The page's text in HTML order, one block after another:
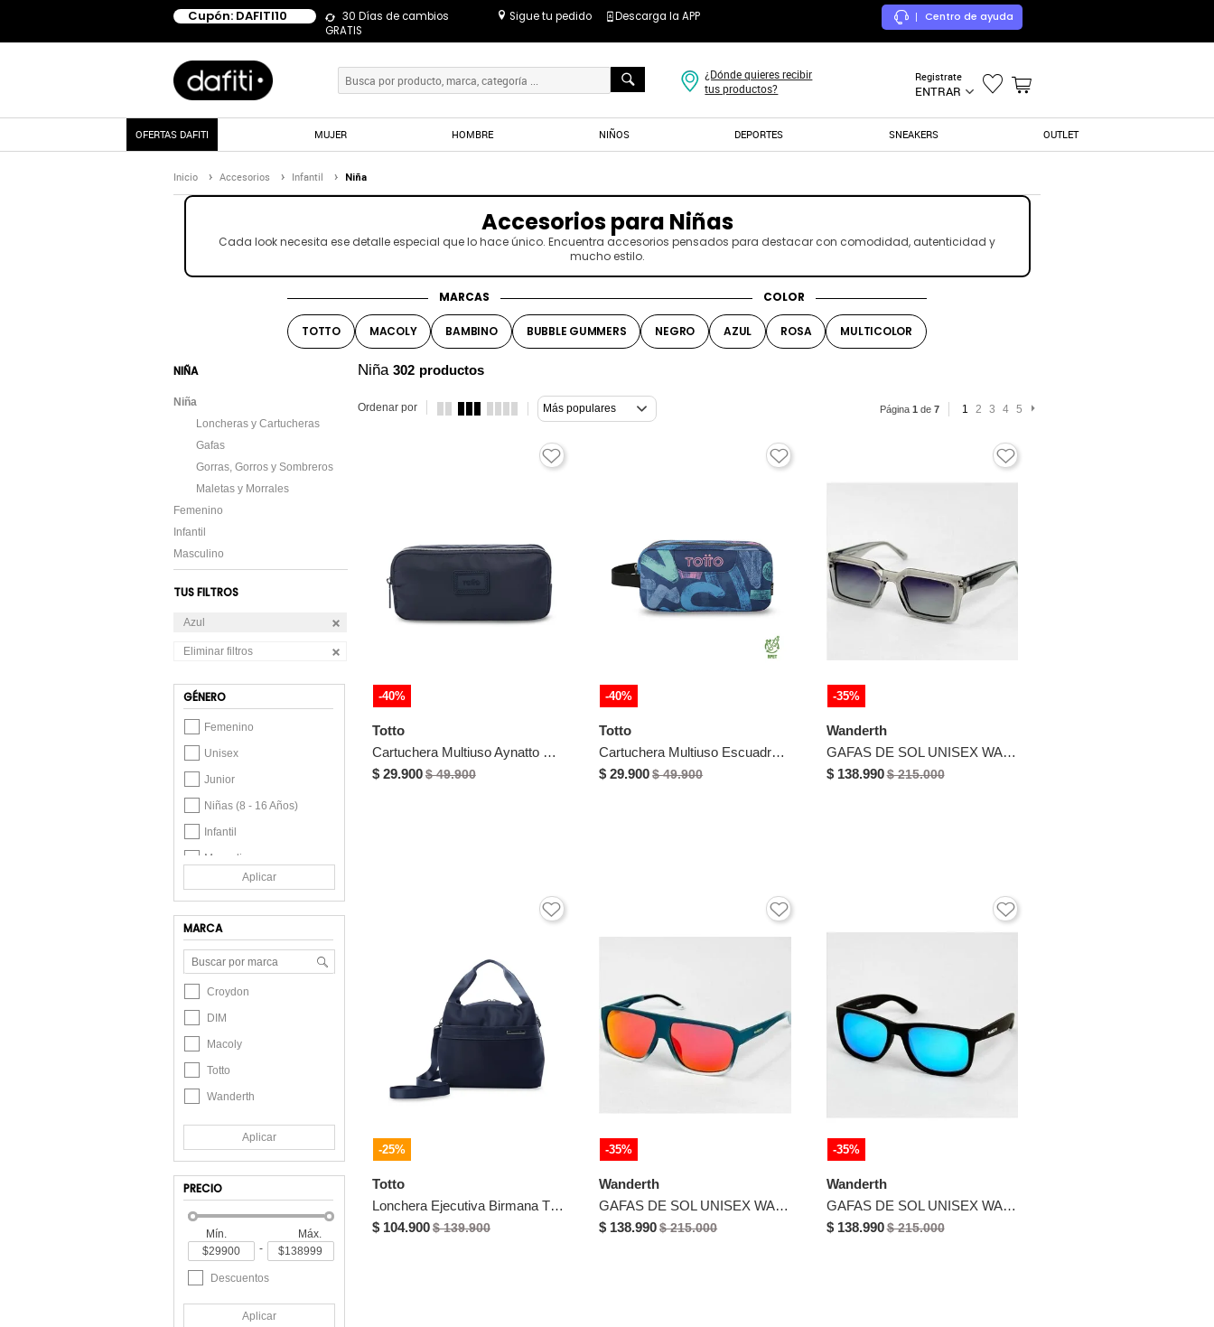
Cupón: DAFITI10
30 Días de cambios
GRATIS
Sigue tu pedido Descarga la APP | Centro de ayuda
Registrate
ENTRAR
¿Dónde quieres recibir
tus productos?
OFERTAS DAFITI MUJER HOMBRE NIÑOS DEPORTES SNEAKERS OUTLET
Inicio Accesorios Infantil Niña
Accesorios para Niñas
Cada look necesita ese detalle especial que lo hace único. Encuentra accesorios pensados para destacar con comodidad, autenticidad y
mucho estilo.
MARCAS
TOTTO MACOLY BAMBINO BUBBLE GUMMERS
COLOR
NEGRO AZUL ROSA MULTICOLOR
NIÑA
Niña
Loncheras y Cartucheras
Gafas
Gorras, Gorros y Sombreros
Maletas y Morrales
Femenino
Infantil
Masculino
TUS FILTROS
Azul
Eliminar filtros
GÉNERO
Femenino
Unisex
Junior
Niñas (8 - 16 Años)
Infantil
Masculino
Niños (8 - 16 Años)
Aplicar
MARCA
Croydon
DIM
Macoly
Totto
Wanderth
Aplicar
PRECIO
Mín.
Máx.
-
Descuentos
Aplicar
Niña302 productos
Ordenar por Más populares Página 1 de 7 1 2 3 4 5
-40%
Totto
Cartuchera Multiuso Aynatto Mediana Azul
$ 29.900$ 49.900
-40%
Totto
Cartuchera Multiuso Escuadra Grande Azul Mujer
$ 29.900$ 49.900
-35%
Wanderth
GAFAS DE SOL UNISEX WANDTHER FILTRO UV400 CON LENTES POLARIZADOS TRANSPARENTE-AZUL-S33TM5017
$ 138.990$ 215.000
-25%
Totto
Lonchera Ejecutiva Birmana Térmica Azul
$ 104.900$ 139.900
-35%
Wanderth
GAFAS DE SOL UNISEX WANDTHER FILTRO UV400 CON LENTES POLARIZADOS AZUL-BLANCO-S11112
$ 138.990$ 215.000
-35%
Wanderth
GAFAS DE SOL UNISEX WANDTHER FILTRO UV400 CON LENTES POLARIZADOS NEGRO-AZUL-WA4165
$ 138.990$ 215.000